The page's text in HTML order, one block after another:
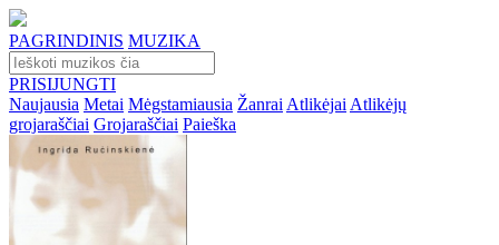
PAGRINDINIS MUZIKA
PRISIJUNGTI
Naujausia Metai Mėgstamiausia Žanrai Atlikėjai Atlikėjų
grojaraščiai Grojaraščiai Paieška